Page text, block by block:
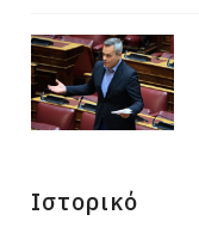
Ιστορικό